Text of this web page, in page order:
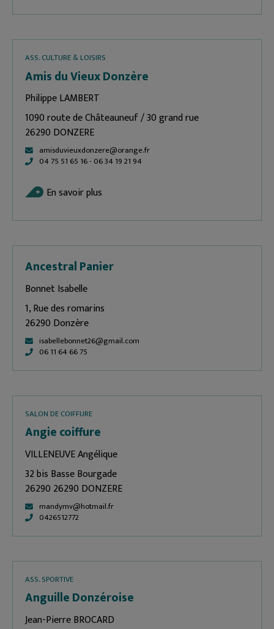
ASS. CULTURE & LOISIRS
Amis du Vieux Donzère
Philippe LAMBERT
1090 route de Châteauneuf / 30 grand rue
26290 DONZERE
amisduvieuxdonzere@orange.fr
04 75 51 65 16 - 06 34 19 21 94
En savoir plus
Ancestral Panier
Bonnet Isabelle
1, Rue des romarins
26290 Donzère
isabellebonnet26@gmail.com
06 11 64 66 75
SALON DE COIFFURE
Angie coiffure
VILLENEUVE Angélique
32 bis Basse Bourgade
26290 26290 DONZERE
mandymv@hotmail.fr
0426512772
ASS. SPORTIVE
Anguille Donzéroise
Jean-Pierre BROCARD